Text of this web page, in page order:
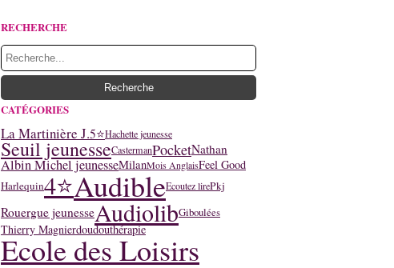
RECHERCHE
CATÉGORIES
La Martinière J.5⭐Hachette jeunesse
Seuil jeunesseCastermanPocketNathan
Albin Michel jeunesseMilanMois AnglaisFeel Good
Harlequin4⭐AudibleEcoutez lirePkj
Rouergue jeunesseAudiolibGiboulées
Thierry Magnierdoudouthérapie
Ecole des Loisirs